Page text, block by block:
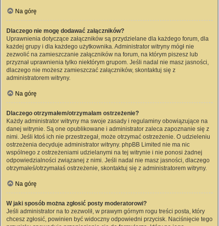
Na górę
Dlaczego nie mogę dodawać załączników?
Uprawnienia dotyczące załączników są przydzielane dla każdego forum, dla
każdej grupy i dla każdego użytkownika. Administrator witryny mógł nie
zezwolić na zamieszczanie załączników na forum, na którym piszesz lub
przyznał uprawnienia tylko niektórym grupom. Jeśli nadal nie masz jasności,
dlaczego nie możesz zamieszczać załączników, skontaktuj się z
administratorem witryny.
Na górę
Dlaczego otrzymałem/otrzymałam ostrzeżenie?
Każdy administrator witryny ma swoje zasady i regulaminy obowiązujące na
danej witrynie. Są one opublikowane i administrator zaleca zapoznanie się z
nimi. Jeśli ktoś ich nie przestrzegał, może otrzymać ostrzeżenie. O udzieleniu
ostrzeżenia decyduje administrator witryny. phpBB Limited nie ma nic
wspólnego z ostrzeżeniami udzielanymi na tej witrynie i nie ponosi żadnej
odpowiedzialności związanej z nimi. Jeśli nadal nie masz jasności, dlaczego
otrzymałeś/otrzymałaś ostrzeżenie, skontaktuj się z administratorem witryny.
Na górę
W jaki sposób można zgłosić posty moderatorowi?
Jeśli administrator na to zezwolił, w prawym górnym rogu treści posta, który
chcesz zgłosić, powinien być widoczny odpowiedni przycisk. Naciśnięcie tego